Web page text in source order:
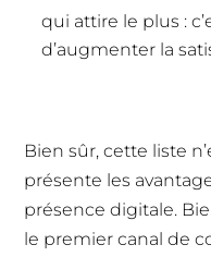
qui attire le plus :
d’augmenter la
Bien sûr, cette liste
présente les
présence digitale.
le premier canal de